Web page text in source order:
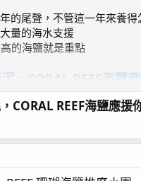
的尾聲，不管這一年來養
量的海水支援
的海鹽就是重點
，CORAL REEF海鹽
珊瑚海鹽 3個名
個名額
CORAL REEF海鹽應援